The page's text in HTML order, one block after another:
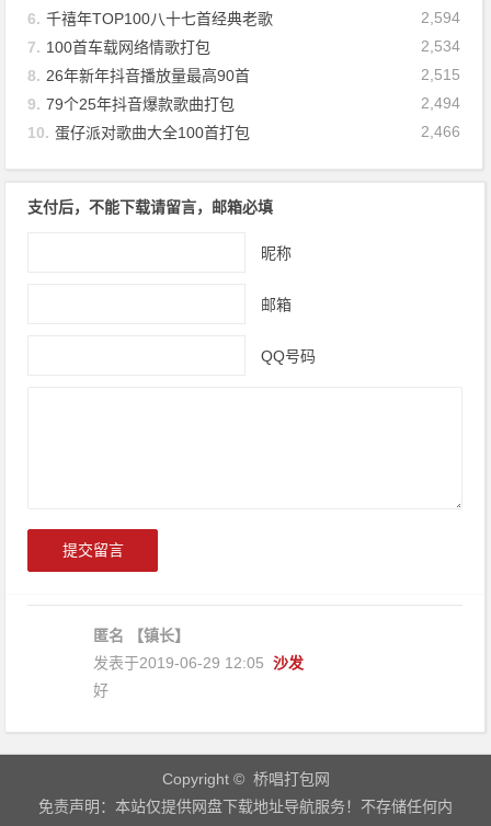
2,594
6. 千禧年TOP100八十七首经典老歌
2,534
7. 100首车载网络情歌打包
2,515
8. 26年新年抖音播放量最高90首
2,494
9. 79个25年抖音爆款歌曲打包
2,466
10. 蛋仔派对歌曲大全100首打包
支付后，不能下载请留言，邮箱必填
昵称
邮箱
QQ号码
匿名
【镇长】
发表于2019-06-29 12:05 沙发
好
Copyright © 桥唱打包网
免责声明：本站仅提供网盘下载地址导航服务！不存储任何内